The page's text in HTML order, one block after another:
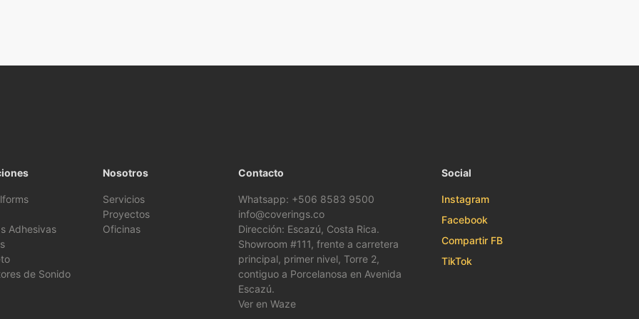
Adhesivas
de Sonido
Nosotros
Servicios
Proyectos
Oficinas
Contacto
Whatsapp: +506 8583 9500
info@coverings.co
Dirección: Escazú, Costa Rica.
Showroom #111, frente a carretera
principal, primer nivel, Torre 2,
contiguo a Porcelanosa en Avenida
Escazú.
Ver en Waze
Social
Instagram
Facebook
Compartir FB
TikTok